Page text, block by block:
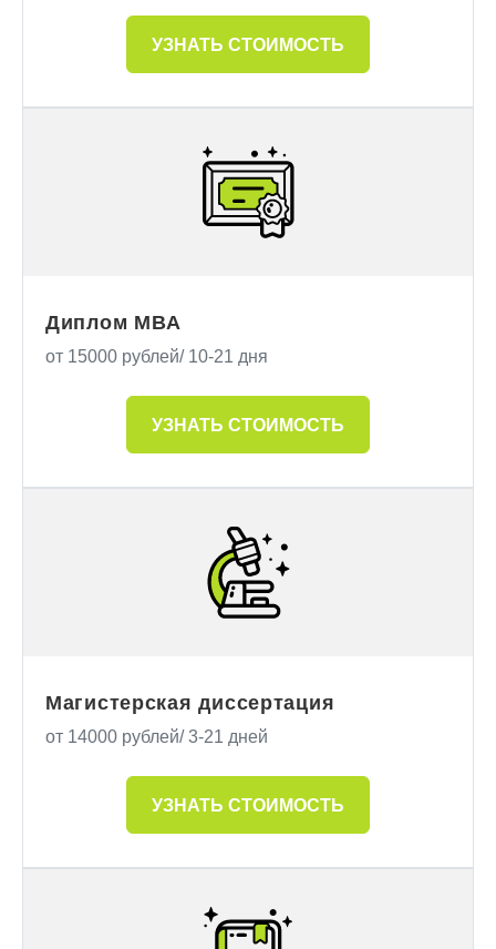
УЗНАТЬ СТОИМОСТЬ
Диплом MBA
от 15000 рублей/ 10-21 дня
УЗНАТЬ СТОИМОСТЬ
Магистерская диссертация
от 14000 рублей/ 3-21 дней
УЗНАТЬ СТОИМОСТЬ